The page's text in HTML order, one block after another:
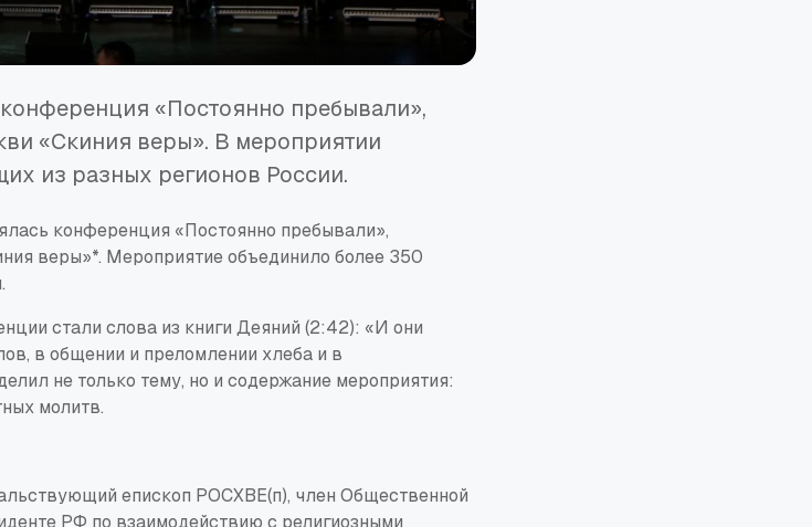
«Постоянно пребывали»,
«Скиния веры». В мероприятии
из разных регионов России.
конференция «Постоянно пребывали»,
веры»*. Мероприятие объединило более 350
стали слова из книги Деяний (2:42): «И они
в общении и преломлении хлеба и в
не только тему, но и содержание мероприятия:
молитв.
епископ РОСХВЕ(п), член Общественной
РФ по взаимодействию с религиозными